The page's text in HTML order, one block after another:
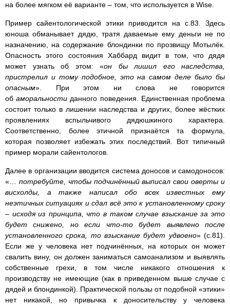
на более мягком её варианте – том, что используется в Wise.
Пример сайентологической этики приводится на с.83. Здесь
юноша обманывает дядю, тратя даваемые ему деньги не по
назначению, на содержание блондинки по прозвищу Мотылёк.
Опасность этого состояния Хаббард видит в том, что дядя
может узнать об этом: «он бы лишил его наследства,
пристрелил и тому подобное, это на самом деле было бы
опасным». При этом ни слова не говорится
обаморальности данного поведения. Единственная проблема
состоит только в лишении наследства и других, более жёстких
проявлениях вспыльчивого дядюшкиного характера.
Соответственно, более этичной признаётся та формула,
которая позволяет избежать этих последствий. Вот типичный
пример морали сайентологов.
Далее в организации вводится система доносов и самодоносов:
«… потребуйте, чтобы подчинённый выписал свои оверты и
висхолды, а также написал обо всех известных ему
неэтичных ситуациях и сдал всё это к установленному сроку
– исходя из принципа, что в таком случае взыскание за это
будет снижено, но если что-то будет выявлено после
установленного срока, то взыскание будет удвоено» (с.81).
Если же у человека нет подчинённых, на которых он может
свалить вину, он должен заниматься самоанализом и выявлять
собственные грехи, в том числе никакого отношения к
производству не имеющие (как в приведенном выше случае с
дядей и блондинкой). Практической пользы от подобной «этики»
нет никакой, но привычка к доносительству у человека